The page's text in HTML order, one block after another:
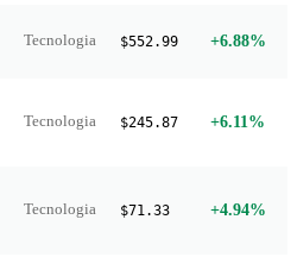
Tecnologia $552.99 +6.88%
Tecnologia $245.87 +6.11%
Tecnologia $71.33 +4.94%